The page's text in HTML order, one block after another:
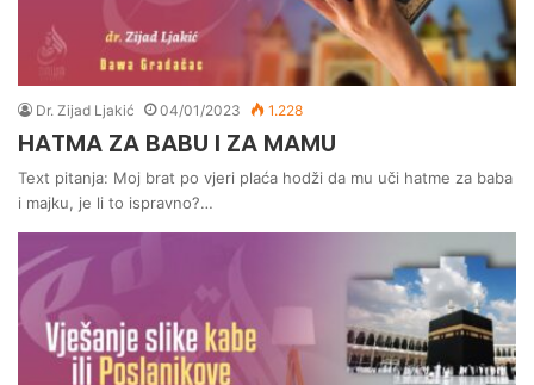
Dr. Zijad Ljakić 04/01/2023 1.228
HATMA ZA BABU I ZA MAMU
Text pitanja: Moj brat po vjeri plaća hodži da mu uči hatme za baba
i majku, je li to ispravno?…